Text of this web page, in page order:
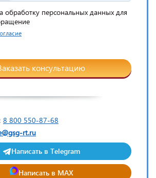
обработку персональных данных для
консультацию
8 800 550-87-68
rt.ru
Написать в Telegram
Написать в MAX